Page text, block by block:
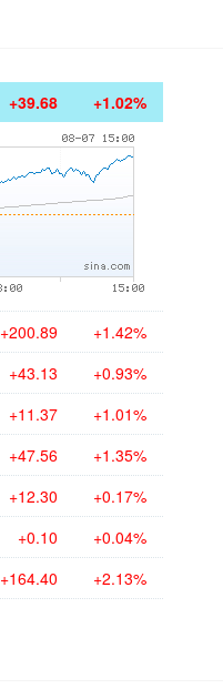
+39.68 +1.02%
+200.89 +1.42%
+43.13 +0.93%
+11.37 +1.01%
+47.56 +1.35%
+12.30 +0.17%
+0.10 +0.04%
+164.40 +2.13%